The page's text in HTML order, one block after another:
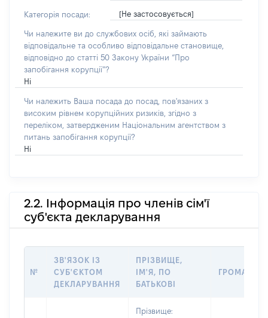
Категорія посади: [Не застосовується]
Чи належите ви до службових осіб, які займають
відповідальне та особливо відповідальне становище,
відповідно до статті 50 Закону України “Про
запобігання корупції”?
Ні
Чи належить Ваша посада до посад, пов'язаних з
високим рівнем корупційних ризиків, згідно з
переліком, затвердженим Національним агентством з
питань запобігання корупції?
Ні
2.2. Інформація про членів сім'ї
суб'єкта декларування
№
ЗВ'ЯЗОК ІЗ
СУБ'ЄКТОМ
ДЕКЛАРУВАННЯ
ПРІЗВИЩЕ,
ІМ'Я, ПО
БАТЬКОВІ
Прізвище: